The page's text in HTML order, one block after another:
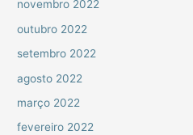
novembro 2022
outubro 2022
setembro 2022
agosto 2022
março 2022
fevereiro 2022